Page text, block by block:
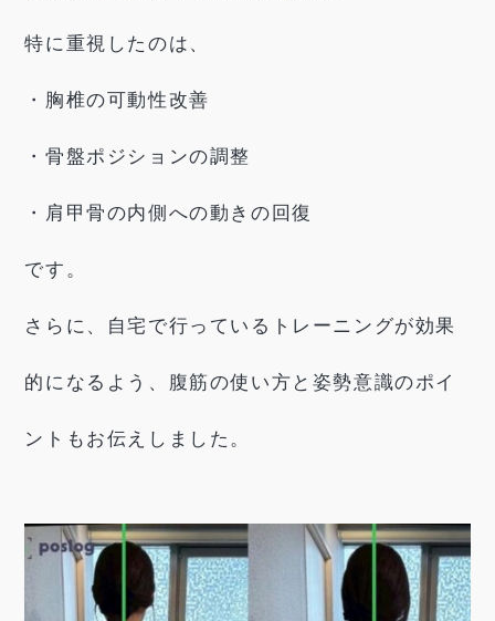
特に重視したのは、
・胸椎の可動性改善
・骨盤ポジションの調整
・肩甲骨の内側への動きの回復
です。
さらに、自宅で行っているトレーニングが効果
的になるよう、腹筋の使い方と姿勢意識のポイ
ントもお伝えしました。